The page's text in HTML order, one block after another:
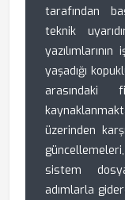
tarafından
teknik
yaşadığı
arasındaki
üzerinden
sistem
adımlarla